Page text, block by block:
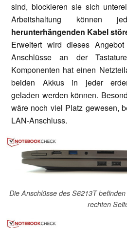
sind, blockieren sie sich
Arbeitshaltung können
herunterhängenden Kabel
Erweitert wird dieses
Anschlüsse an der
Komponenten hat einen
beiden Akkus in jeder
geladen werden können.
wäre noch viel Platz gewesen,
LAN-Anschluss.
Die Anschlüsse des S6213T
rechten